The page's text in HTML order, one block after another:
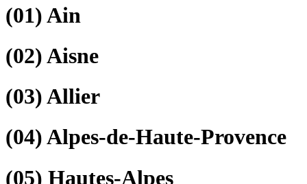
(01)Ain
(02)Aisne
(03)Allier
(04)Alpes-de-Haute-Provence
(05) Hautes-Alpes